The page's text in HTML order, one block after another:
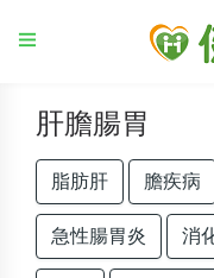
肝膽腸胃
脂肪肝 膽疾病
急性腸胃炎 消